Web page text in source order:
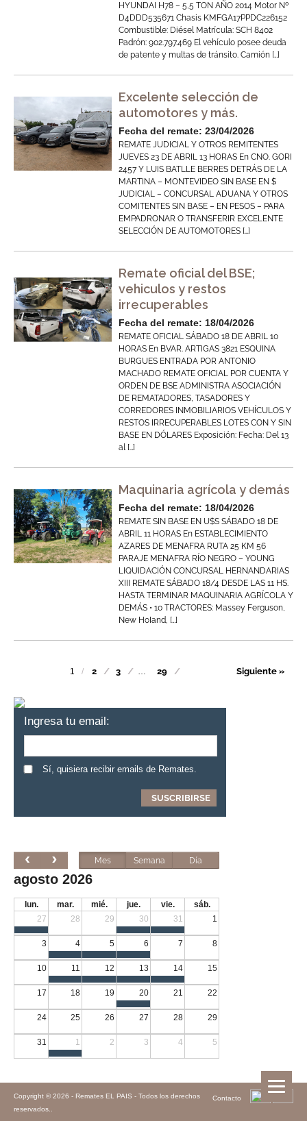
HYUNDAI H78 – 5,5 TON AÑO 2014 Motor Nº
D4DDD535671 Chasis KMFGA17PPDC226152
Combustible: Diésel Matrícula: SCH 8402
Padrón: 902.797.469 El vehículo posee deuda
de patente y multas de tránsito. Camión […]
Excelente selección de
automotores y más.
Fecha del remate: 23/04/2026
REMATE JUDICIAL Y OTROS REMITENTES
JUEVES 23 DE ABRIL 13 HORAS En CNO. GORI
2457 Y LUIS BATLLE BERRES DETRÁS DE LA
MARTINA – MONTEVIDEO SIN BASE EN $
JUDICIAL – CONCURSAL ADUANA Y OTROS
COMITENTES SIN BASE – EN PESOS – PARA
EMPADRONAR O TRANSFERIR EXCELENTE
SELECCIÓN DE AUTOMOTORES […]
Remate oficial del BSE;
vehiculos y restos
irrecuperables
Fecha del remate: 18/04/2026
REMATE OFICIAL SÁBADO 18 DE ABRIL 10
HORAS En BVAR. ARTIGAS 3821 ESQUINA
BURGUES ENTRADA POR ANTONIO
MACHADO REMATE OFICIAL POR CUENTA Y
ORDEN DE BSE ADMINISTRA ASOCIACIÓN
DE REMATADORES, TASADORES Y
CORREDORES INMOBILIARIOS VEHÍCULOS Y
RESTOS IRRECUPERABLES LOTES CON Y SIN
BASE EN DÓLARES Exposición: Fecha: Del 13
al […]
Maquinaria agrícola y demás
Fecha del remate: 18/04/2026
REMATE SIN BASE EN U$S SÁBADO 18 DE
ABRIL 11 HORAS En ESTABLECIMIENTO
AZARES DE MENAFRA RUTA 25 KM 56
PARAJE MENAFRA RÍO NEGRO – YOUNG
LIQUIDACIÓN CONCURSAL HERNANDARIAS
XIII REMATE SÁBADO 18/4 DESDE LAS 11 HS.
HASTA TERMINAR MAQUINARIA AGRÍCOLA Y
DEMÁS • 10 TRACTORES: Massey Ferguson,
New HoIand, […]
1 2 3 … 29 Siguiente »
Ingresa tu email:
Sí, quisiera recibir emails de Remates.
Mes Semana Día
agosto 2026
lun. mar. mié. jue. vie.
sáb.
27
28 29 30 31 1
3 4 5 6 7 8
10 11 12 13 14 15
17 18 19 20 21 22
24 25 26 27 28 29
31 1 2 3 4 5
Contacto
Copyright © 2026 - Remates EL PAIS - Todos los derechos
reservados.